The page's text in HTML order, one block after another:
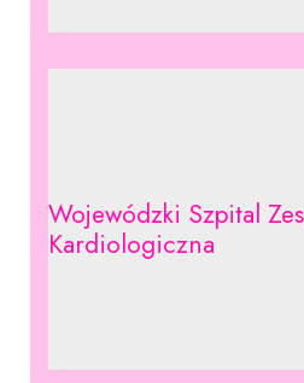
Wojewódzki Szpital
Kardiologiczna